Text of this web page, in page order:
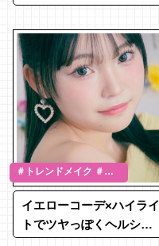
べき？
＃トレンドメイク ＃あ
か抜け
イエローコーデ×ハイライ
トでツヤっぽくヘルシー